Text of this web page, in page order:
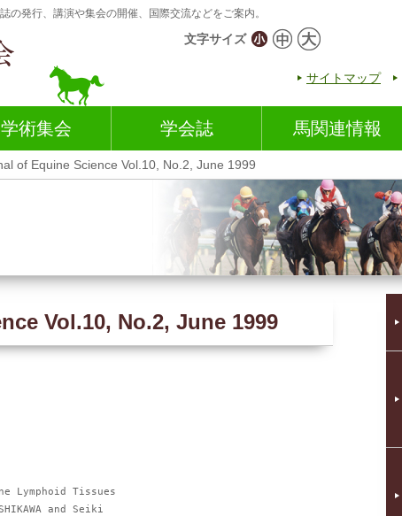
の発行、講演や集会の開催、国際交流などをご案内。
文字サイズ
サイトマップ
学術集会 学会誌 馬関連情報
of Equine Science Vol.10, No.2, June 1999
Vol.10, No.2, June 1999